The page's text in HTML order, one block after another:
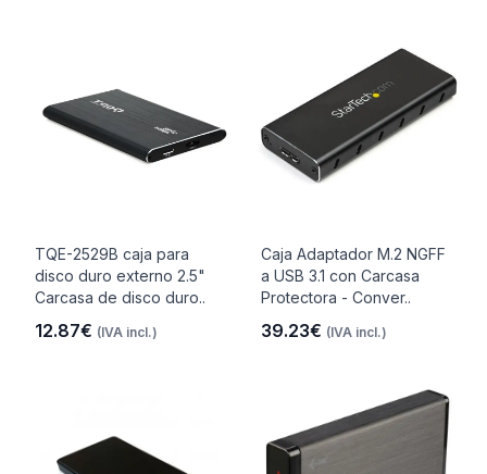
TQE-2529B caja para
disco duro externo 2.5"
Carcasa de disco duro..
12.87€ (IVA incl.)
Caja Adaptador M.2 NGFF
a USB 3.1 con Carcasa
Protectora - Conver..
39.23€ (IVA incl.)